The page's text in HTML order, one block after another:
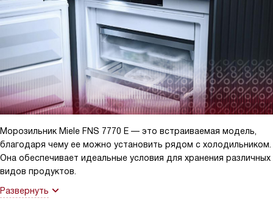
Морозильник Miele FNS 7770 E — это встраиваемая модель,
благодаря чему ее можно установить рядом с холодильником.
Она обеспечивает идеальные условия для хранения различных
видов продуктов.
Развернуть